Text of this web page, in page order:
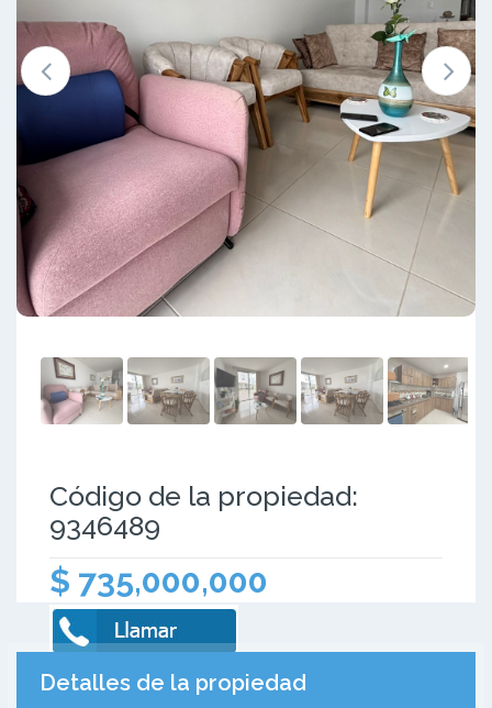
Código de la propiedad:
9346489
$ 735,000,000
Detalles de la propiedad